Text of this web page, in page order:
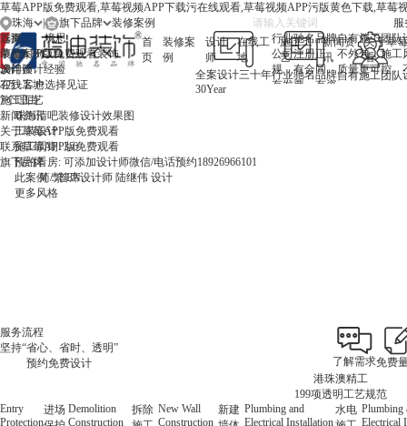
草莓APP版免费观看,草莓视频APP下载污在线观看,草莓视频APP污版黄色下载,草莓
珠海
珠海
中山
澳门
旗下品牌
境思
服
首
页
装修案
例
设计
师
在线工
地
施工工
艺
新闻资
讯
关于草
看
首页
装修案例
设计师
在线工地
施工工艺
新闻资讯
关于草莓APP版免费观看
联系草莓APP版免费观看
旗下品牌
简/繁/EN
选择
草莓APP版免费观看装饰
30年设计经验
3万+客户选择见证
7个理由
全案设计三十年
30Year
行业驰名品牌
行业驰名品牌
公司注册正
规，有合同、
有发票、有资
自有施工团队
自有施工团队
不外包，施工
质量更可控
珠海清吧装修设计效果图
工装设计
施工周期: 3-6
预约看房: 可添加设计师微信/电话预约18926966101
此案例：首席设计师 陆继伟 设计
更多风格
此案例：首席设计师 陆继伟 设计
更多风格
更多风格
此案例：首席设计师 吕道伟 设计
更多风格
此案例：首席设计师 葛凡 设计
更多风格
此案例：首席设计师 陆继伟 设计
更多风格
更多风格
此案例：首席设计师 吕道伟 设计
更多风格
服务流程
坚持“省心、省时、透明”
预约免费设计
了解需求免费
港珠澳精工
199项透明工艺规范
Entry
Protection
进场 Demolition
Construction
拆除 New Wall
Construction
新建 Plumbing and
Electrical Installation
水电 Plumbing
Electrical